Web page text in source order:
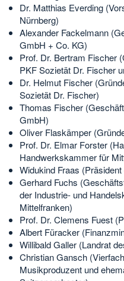
Dr. Matthias Everding
Nürnberg)
Alexander Fackelmann
GmbH + Co. KG)
Prof. Dr. Bertram Fischer
PKF Sozietät Dr. Fischer
Dr. Helmut Fischer
Sozietät Dr. Fischer)
Thomas Fischer
GmbH)
Oliver Flaskämper
Prof. Dr. Elmar Forster
Handwerkskammer für
Widukind Fraas
Gerhard Fuchs
der Industrie- und
Mittelfranken)
Prof. Dr. Clemens Fuest
Albert Füracker
Willibald Galler (Landrat
Christian Gansch
Musikproduzent und